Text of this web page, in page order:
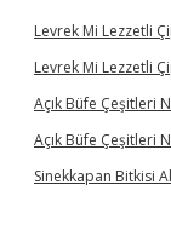
Levrek Mi Lezzetli
Levrek Mi Lezzetli
Açık Büfe Çeşitleri
Açık Büfe Çeşitleri
Sinekkapan Bitkisi